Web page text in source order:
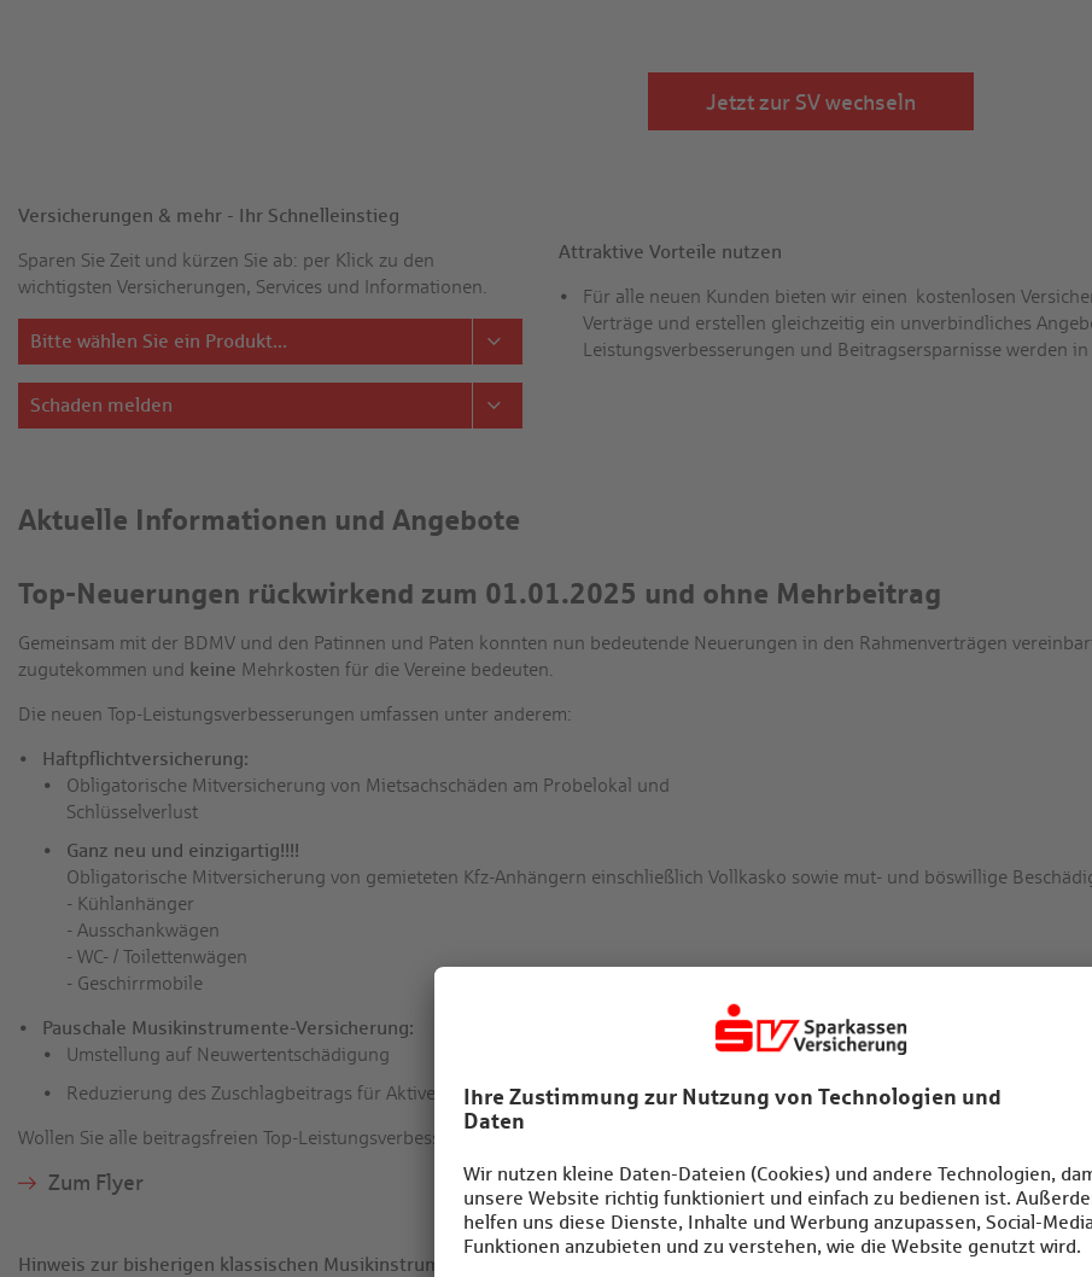
Jetzt zur SV wechseln
Versicherungen & mehr - Ihr Schnelleinstieg
Sparen Sie Zeit und kürzen Sie ab: per Klick zu den
wichtigsten Versicherungen, Services und Informationen.
Bitte wählen Sie ein Produkt...
Schaden melden
Attraktive Vorteile nutzen
Für alle neuen Kunden bieten wir einen kosten­losen
Verträge und erstellen gleich­zeitig ein un­verbindliches
Leistungs­verbesserungen und Beitrags­ersparnisse werden
Aktuelle Informationen und Angebote
Top-Neuerungen rückwirkend zum 01.01.2025 und ohne Mehrbeitrag
Gemeinsam mit der BDMV und den Patinnen und Paten konnten nun bedeutende Neuerungen in den Rahmenverträgen
zugutekommen und keine Mehrkosten für die Vereine bedeuten.
Die neuen Top-Leistungsverbesserungen umfassen unter anderem:
Haftpflichtversicherung:
Obligatorische Mitversicherung von Mietsachschäden am Probelokal und
Schlüsselverlust
Ganz neu und einzigartig!!!!
Obligatorische Mitversicherung von gemieteten Kfz-Anhängern einschließlich Vollkasko sowie mut- und böswillige
- Kühlanhänger
- Ausschankwägen
- WC- / Toilettenwägen
- Geschirrmobile
Pauschale Musikinstrumente-Versicherung:
Umstellung auf Neuwertentschädigung
Reduzierung des Zuschlagbeitrags für Aktive unter 18 Jahren auf 5,00 EUR.
Wollen Sie alle beitragsfreien Top-Leistungsverbesserungen kennenlernen? Den Flyer dazu finden Sie hier:
Zum Flyer
Hinweis zur bisherigen klassischen Musikinstrumentenversicherung: